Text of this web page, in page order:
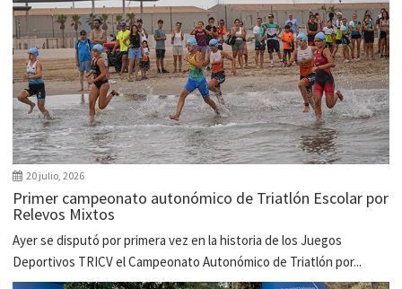
20 julio, 2026
Primer campeonato autonómico de Triatlón Escolar por
Relevos Mixtos
Ayer se disputó por primera vez en la historia de los Juegos
Deportivos TRICV el Campeonato Autonómico de Triatlón por...